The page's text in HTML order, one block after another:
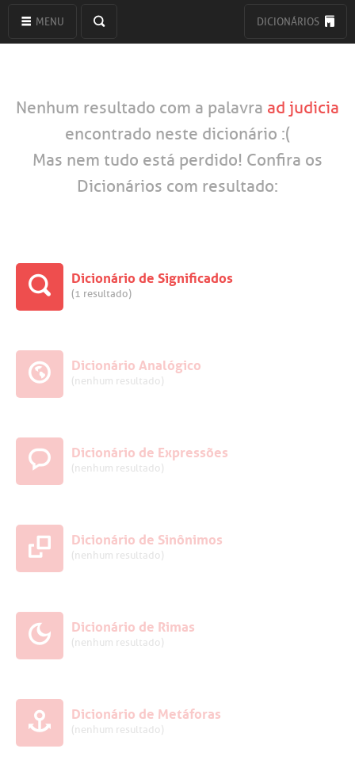
MENU DICIONÁRIOS
Nenhum resultado com a palavra ad judicia
encontrado neste dicionário :(
Mas nem tudo está perdido! Confira os
Dicionários com resultado:
Dicionário de Significados
(1 resultado)
Dicionário Analógico
(nenhum resultado)
Dicionário de Expressões
(nenhum resultado)
Dicionário de Sinônimos
(nenhum resultado)
Dicionário de Rimas
(nenhum resultado)
Dicionário de Metáforas
(nenhum resultado)